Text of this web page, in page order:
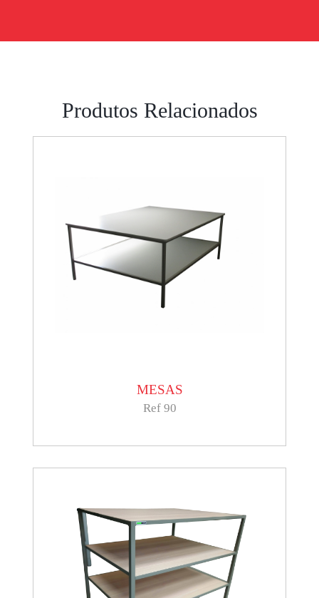
Produtos Relacionados
MESAS
Ref 90